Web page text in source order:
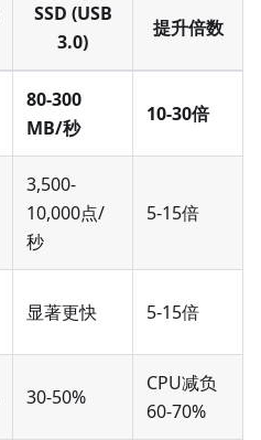
SSD (USB
3.0)
提升倍数
80-300
MB/秒
10-30倍
3,500-
10,000点/
秒
5-15倍
显著更快 5-15倍
30-50%
CPU减负
60-70%